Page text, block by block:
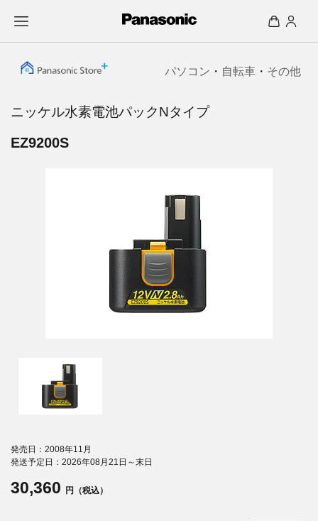
パソコン ・ 自転車 ・ その他
ニッケル水素電池パックNタイプ
EZ9200S
発売日：2008年11月
発送予定日：2026年08月21日～末日
30,360 円（税込）